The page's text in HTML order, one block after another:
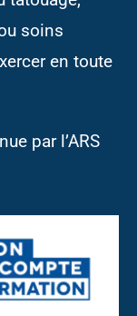
soins
en toute
par l’ARS